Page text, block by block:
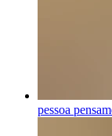
pessoa